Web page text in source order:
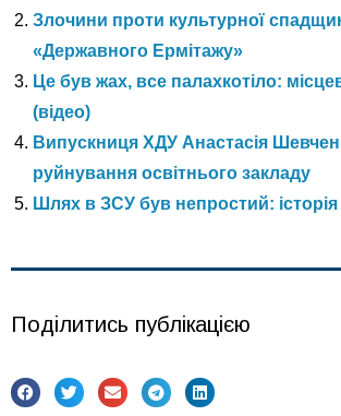
Злочини проти культурної
«Державного Ермітажу»
Це був жах, все палахкотіло:
(відео)
Випускниця ХДУ Анастасія
руйнування освітнього закладу
Шлях в ЗСУ був непростий:
Поділитись публікацією